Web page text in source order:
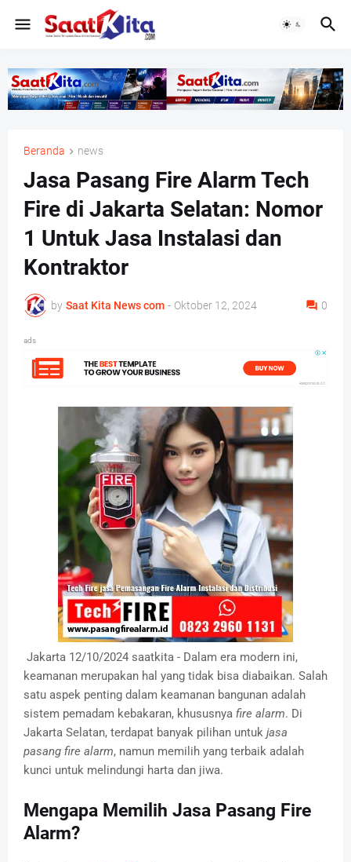
Beranda news
Jasa Pasang Fire Alarm Tech
Fire di Jakarta Selatan: Nomor
1 Untuk Jasa Instalasi dan
Kontraktor
by Saat Kita News com - Oktober 12, 2024 0
ads
Jakarta 12/10/2024 saatkita - Dalam era modern ini,
keamanan merupakan hal yang tidak bisa diabaikan. Salah
satu aspek penting dalam keamanan bangunan adalah
sistem pemadam kebakaran, khususnya fire alarm. Di
Jakarta Selatan, terdapat banyak pilihan untuk jasa
pasang fire alarm, namun memilih yang terbaik adalah
kunci untuk melindungi harta dan jiwa.
Mengapa Memilih Jasa Pasang Fire
Alarm?